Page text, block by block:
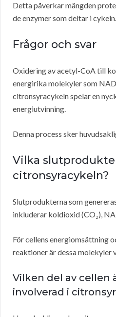
Detta påverkar mängden
de enzymer som deltar i cykeln.
Frågor och svar
Oxidering av acetyl-CoA till
energirika molekyler som
citronsyracykeln spelar en
energiutvinning.
Denna process sker
Vilka
citronsyracykeln?
Slutprodukterna som
inkluderar koldioxid (CO₂),
För cellens energiomsättning
reaktioner är dessa molekyler
Vilken del av cellen
involverad i